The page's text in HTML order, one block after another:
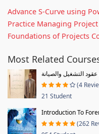
Advance S-Curve using
Practice Managing Project
Foundations of Projects
Most Related
عقود التشغيل والصيانة
(4
21 Student
Introduction To
(262